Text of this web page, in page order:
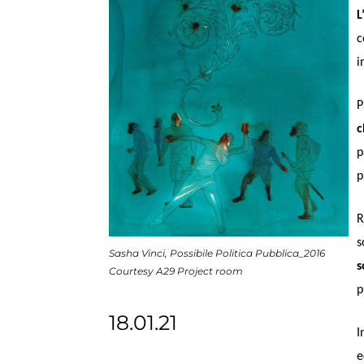
Sasha Vinci, Possibile Politica Pubblica_2016
Courtesy A29 Project room
18.01.21